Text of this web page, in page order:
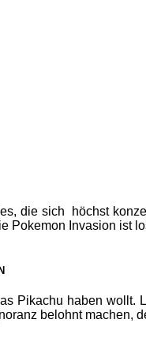
die sich höchst
Invasion ist
Pikachu haben wollt.
belohnt machen,